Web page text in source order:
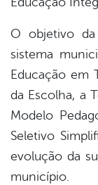
O objetivo
sistema
Educação em
da Escolha, a
Modelo
Seletivo
evolução da
município.